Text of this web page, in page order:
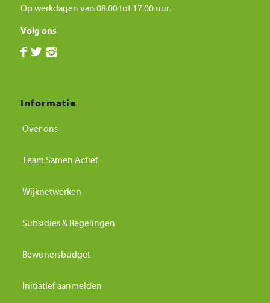
Op werkdagen van 08.00 tot 17.00 uur.
Volg ons
Informatie
Over ons
Team Samen Actief
Wijknetwerken
Subsidies & Regelingen
Bewonersbudget
Initiatief aanmelden